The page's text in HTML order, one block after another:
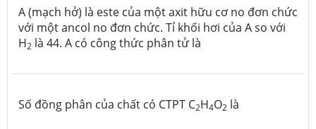
A (mạch hở) là este của một axit hữu cơ no đơn chức
với một ancol no đơn chức. Tỉ khối hơi của A so với
H2 là 44. A có công thức phân tử là
Số đồng phân của chất có CTPT C2H4O2 là